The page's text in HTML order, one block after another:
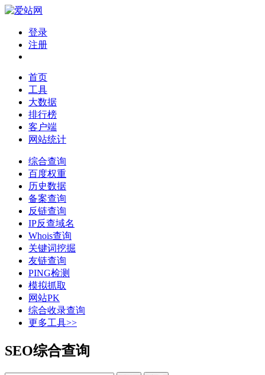
登录
注册
首页
工具
大数据
排行榜
客户端
网站统计
综合查询
百度权重
历史数据
备案查询
反链查询
IP反查域名
Whois查询
关键词挖掘
友链查询
PING检测
模拟抓取
网站PK
综合收录查询
更多工具>>
SEO综合查询